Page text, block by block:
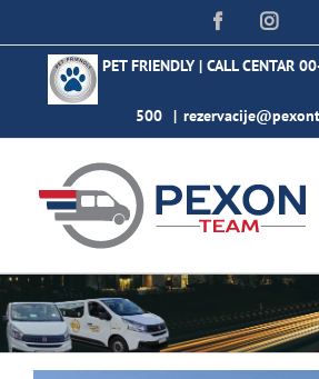
to
content
Facebook
PET FRIENDLY | CALL CENTAR
500 |